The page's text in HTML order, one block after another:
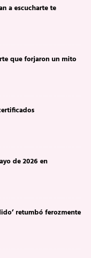
a escucharte te
que forjaron un mito
de 2026 en
retumbó ferozmente